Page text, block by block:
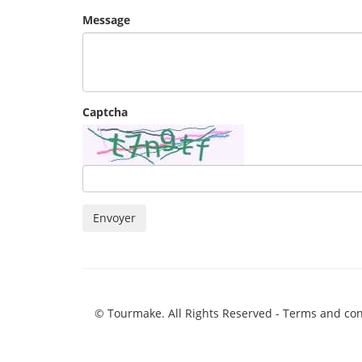
Message
Captcha
Envoyer
© Tourmake. All Rights Reserved - Terms and